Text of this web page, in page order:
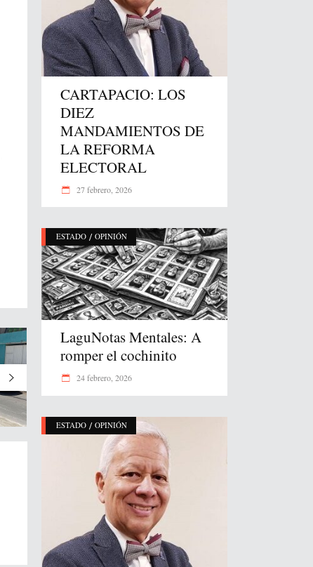
CARTAPACIO: LOS
DIEZ
MANDAMIENTOS DE
LA REFORMA
ELECTORAL
27 febrero, 2026
ESTADO / OPINIÓN
LaguNotas Mentales: A
romper el cochinito
24 febrero, 2026
ESTADO / OPINIÓN